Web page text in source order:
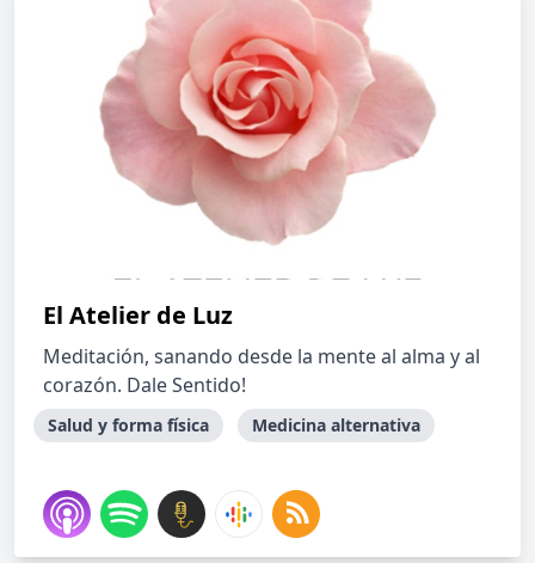
El Atelier de Luz
Meditación, sanando desde la mente al alma y al
corazón. Dale Sentido!
Salud y forma física Medicina alternativa